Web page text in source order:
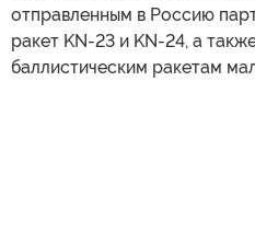
отправленным в Россию
ракет KN-23 и KN-24, а
баллистическим ракетам